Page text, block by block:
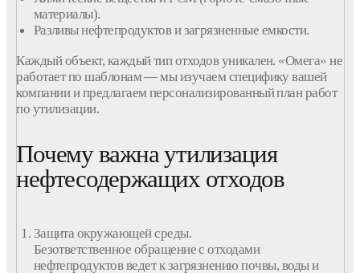
материалы).
Разливынефтепродуктови загрязненные емкости.
Каждый объект, каждый типотходовуникален. «Омега» не
работает по шаблонам — мы изучаем специфику вашей
компаниии предлагаем персонализированный план работ
по утилизации.
Почему важна утилизация
нефтесодержащих отходов
Защита окружающейсреды.
Безответственное обращение сотходами
нефтепродуктовведет к загрязнению почвы, воды и